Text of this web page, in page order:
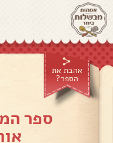
אהבת את
הספר?
ספר